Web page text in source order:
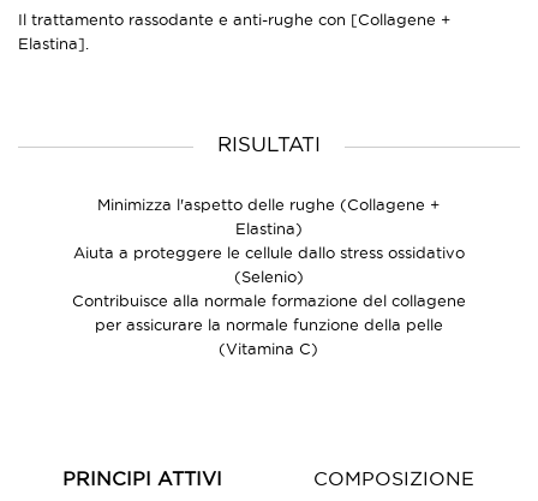
Il trattamento rassodante e anti-rughe con [Collagene +
Elastina].
RISULTATI
Minimizza l'aspetto delle rughe (Collagene +
Elastina)
Aiuta a proteggere le cellule dallo stress ossidativo
(Selenio)
Contribuisce alla normale formazione del collagene
per assicurare la normale funzione della pelle
(Vitamina C)
PRINCIPI ATTIVI COMPOSIZIONE